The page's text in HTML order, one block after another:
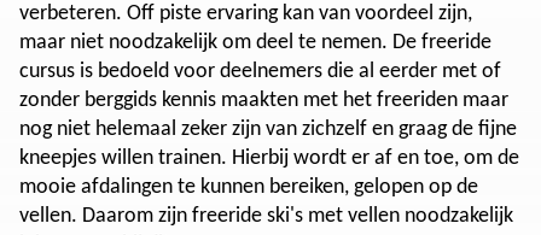
verbeteren. Off piste ervaring kan van voordeel zijn,
maar niet noodzakelijk om deel te nemen. De freeride
cursus is bedoeld voor deelnemers die al eerder met of
zonder berggids kennis maakten met het freeriden maar
nog niet helemaal zeker zijn van zichzelf en graag de fijne
kneepjes willen trainen. Hierbij wordt er af en toe, om de
mooie afdalingen te kunnen bereiken, gelopen op de
vellen. Daarom zijn freeride ski's met vellen noodzakelijk